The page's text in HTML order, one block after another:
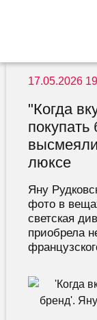
17.05.2026
"Когда
люксе
Яну
фото в
светская
приобрела